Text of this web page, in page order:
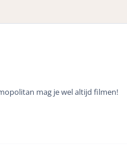
mag je wel altijd filmen!